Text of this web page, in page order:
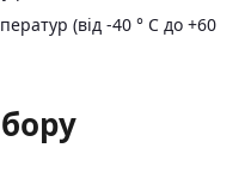
(від -40 ° C до +60